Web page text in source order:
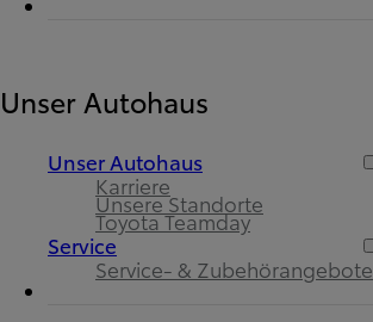
Unser Autohaus
Unser Autohaus
Karriere
Unsere Standorte
Toyota Teamday
Service
Service- & Zubehörangebote